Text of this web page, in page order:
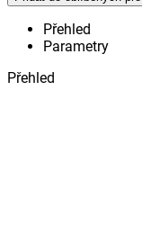
Přehled
Parametry
Přehled